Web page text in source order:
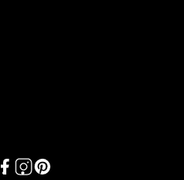
Link missing Display text from
Link missing Display text
Link missing Display text